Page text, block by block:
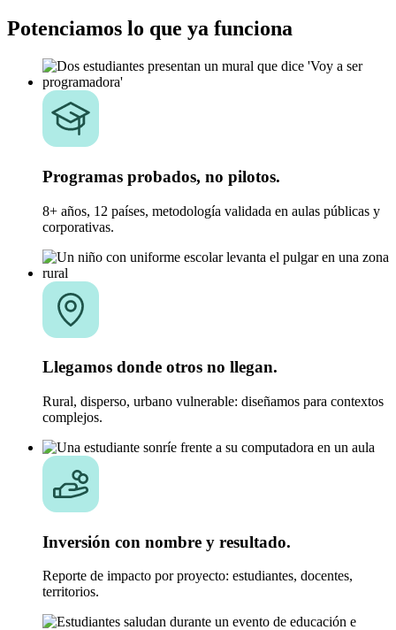
Potenciamos lo que ya funciona
Programas probados, no pilotos.
8+ años, 12 países, metodología validada en aulas públicas y
corporativas.
Llegamos donde otros no llegan.
Rural, disperso, urbano vulnerable: diseñamos para contextos
complejos.
Inversión con nombre y resultado.
Reporte de impacto por proyecto: estudiantes, docentes,
territorios.